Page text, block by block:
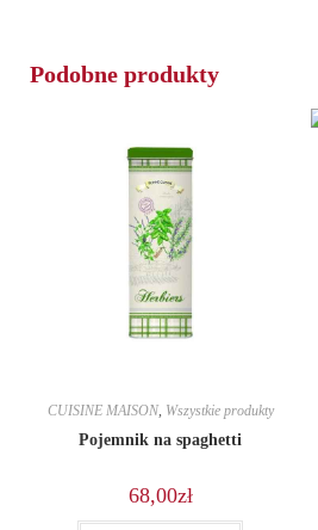
Podobne produkty
CUISINE MAISON, Wszystkie produkty
Pojemnik na spaghetti
68,00zł